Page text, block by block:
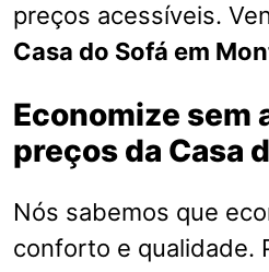
preços acessíveis.
Casa do Sofá em
Economize sem
preços da Casa
Nós sabemos que
conforto e qualidade.